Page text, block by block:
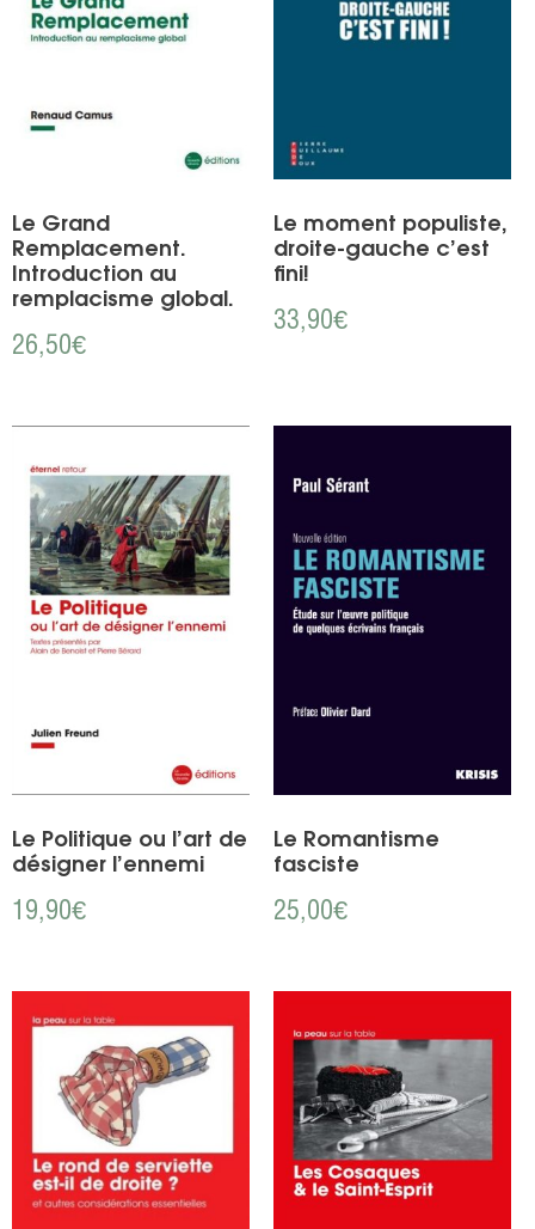
Le Grand
Remplacement.
Introduction au
remplacisme global.
26,50€
Le moment populiste,
droite-gauche c’est
fini!
33,90€
Le Politique ou l’art de
désigner l’ennemi
19,90€
Le Romantisme
fasciste
25,00€